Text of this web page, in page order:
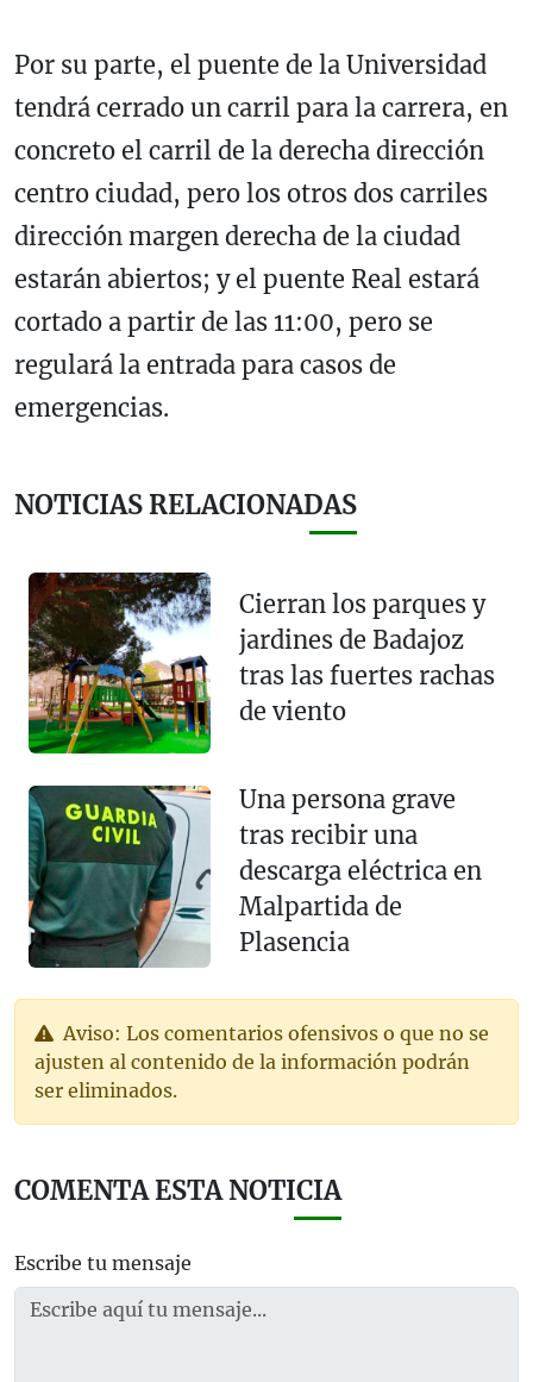
Por su parte, el puente de la Universidad
tendrá cerrado un carril para la carrera, en
concreto el carril de la derecha dirección
centro ciudad, pero los otros dos carriles
dirección margen derecha de la ciudad
estarán abiertos; y el puente Real estará
cortado a partir de las 11:00, pero se
regulará la entrada para casos de
emergencias.
NOTICIAS RELACIONADAS
Cierran los parques y
jardines de Badajoz
tras las fuertes rachas
de viento
Una persona grave
tras recibir una
descarga eléctrica en
Malpartida de
Plasencia
Aviso: Los comentarios ofensivos o que no se
ajusten al contenido de la información podrán
ser eliminados.
COMENTA ESTA NOTICIA
Escribe tu mensaje